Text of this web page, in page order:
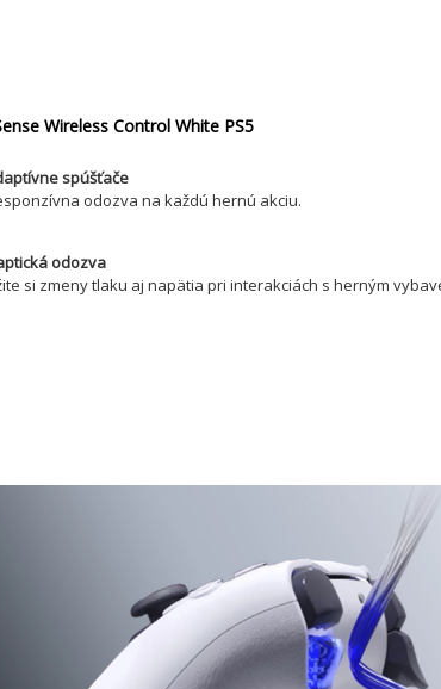
Wireless Control White PS5
spúšťače
odozva na každú hernú akciu.
odozva
si zmeny tlaku aj napätia pri interakciách s herným